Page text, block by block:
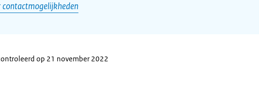
contactmogelijkheden
op 21 november 2022